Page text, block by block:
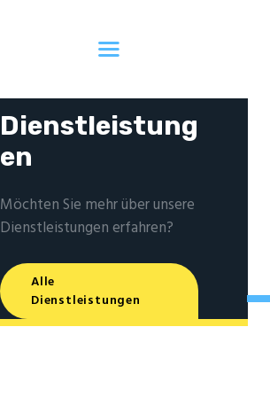
Dienstleistung
en
Möchten Sie mehr über unsere
Dienstleistungen erfahren?
Alle
Dienstleistungen